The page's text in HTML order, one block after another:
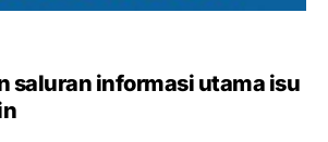
saluran informasi utama isu